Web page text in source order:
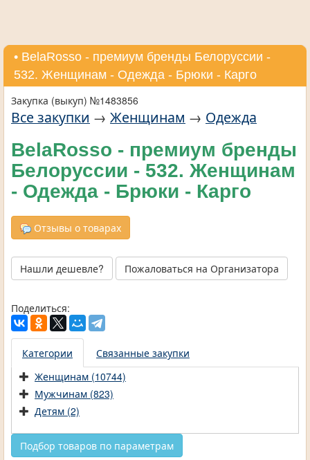
• BelaRosso - премиум бренды Белоруссии -
532. Женщинам - Одежда - Брюки - Карго
Закупка (выкуп) №1483856
Все закупки → Женщинам → Одежда
BelaRosso - премиум бренды
Белоруссии - 532. Женщинам
- Одежда - Брюки - Карго
Отзывы о товарах
Нашли дешевле? Пожаловаться на Организатора
Поделиться:
Категории
Связанные закупки
Женщинам (10744)
Мужчинам (823)
Детям (2)
Подбор товаров по параметрам